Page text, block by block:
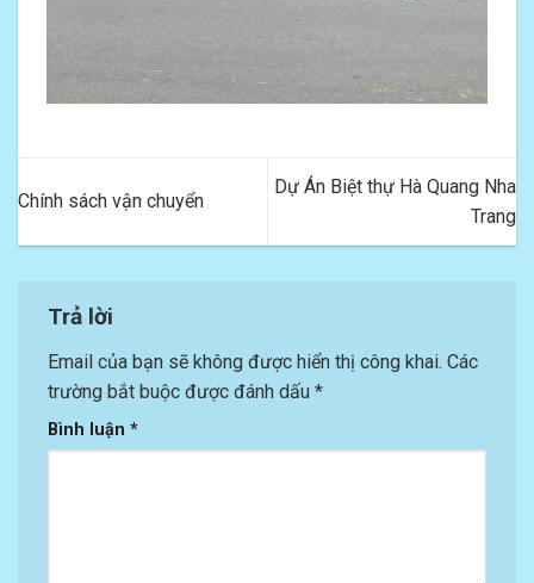
Chính sách vận chuyển
Dự Án Biệt thự Hà Quang Nha
Trang
Trả lời
Email của bạn sẽ không được hiển thị công khai. Các
trường bắt buộc được đánh dấu *
Bình luận *